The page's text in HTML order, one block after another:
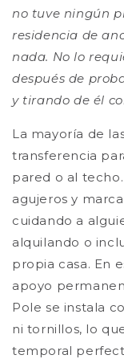
no tuve ningún
residencia de
nada. No lo
después de
y tirando de él
La mayoría de
transferencia
pared o al
agujeros y
cuidando a
alquilando o
propia casa. En
apoyo
Pole se instala
ni tornillos, lo
temporal